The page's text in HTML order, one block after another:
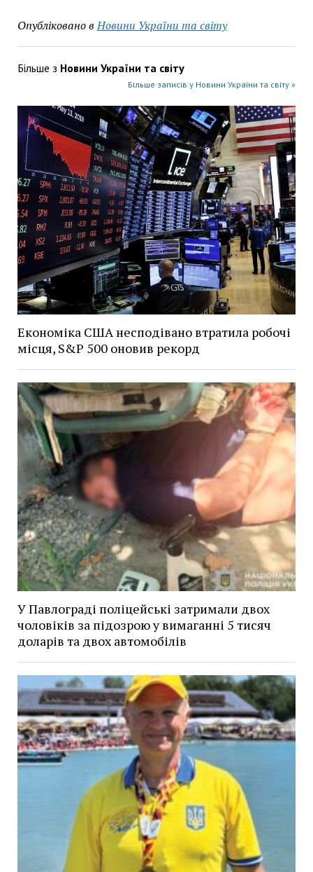
Опубліковано в Новини України та світу
Більше з Новини України та світу
Більше записів у Новини України та світу »
Економіка США несподівано втратила робочі
місця, S&P 500 оновив рекорд
У Павлограді поліцейські затримали двох
чоловіків за підозрою у вимаганні 5 тисяч
доларів та двох автомобілів